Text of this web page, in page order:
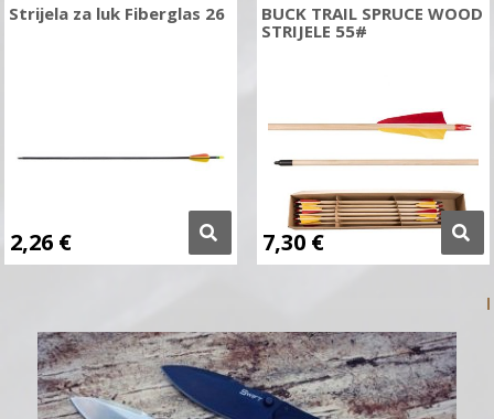
Strijela za luk Fiberglas 26
2,26 €
BUCK TRAIL SPRUCE WOOD
STRIJELE 55#
7,30 €